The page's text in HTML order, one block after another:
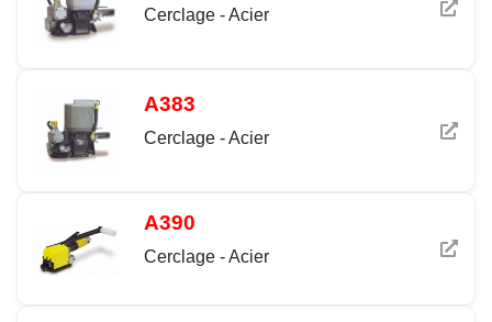
Cerclage - Acier
A383
Cerclage - Acier
A390
Cerclage - Acier